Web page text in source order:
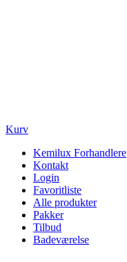
Kurv
Kemilux Forhandlere
Kontakt
Login
Favoritliste
Alle produkter
Pakker
Tilbud
Badeværelse